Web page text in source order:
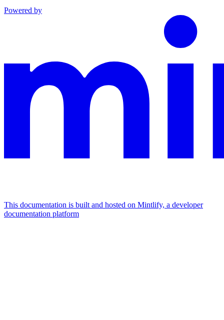
Powered by
This documentation is built and hosted on Mintlify, a developer
documentation platform